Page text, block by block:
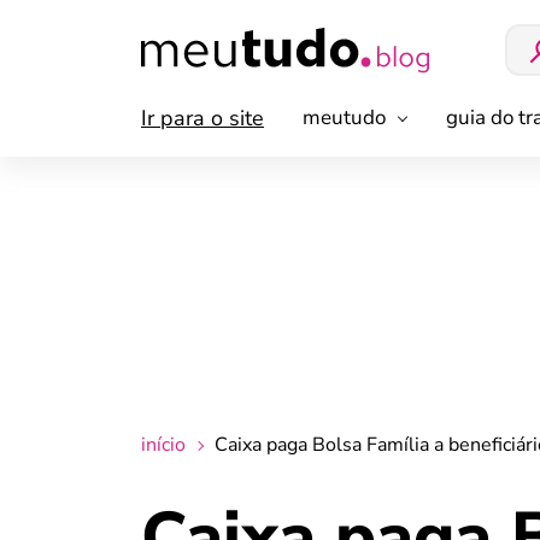
Ir para o site meutudo guia do
início Caixa paga Bolsa Família a